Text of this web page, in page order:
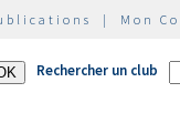
| Mon
Rechercher un club